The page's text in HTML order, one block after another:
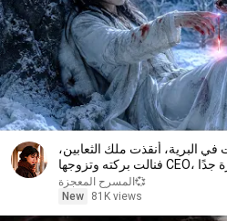
عامًا تُركت في البرية، أنقذت ملك الثعابين،
💞المسرح المعجزة
New
81K views